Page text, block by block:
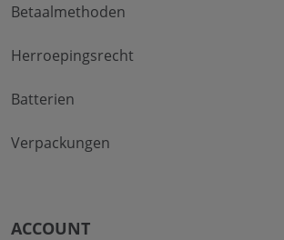
Betaalmethoden
Herroepingsrecht
Batterien
Verpackungen
ACCOUNT